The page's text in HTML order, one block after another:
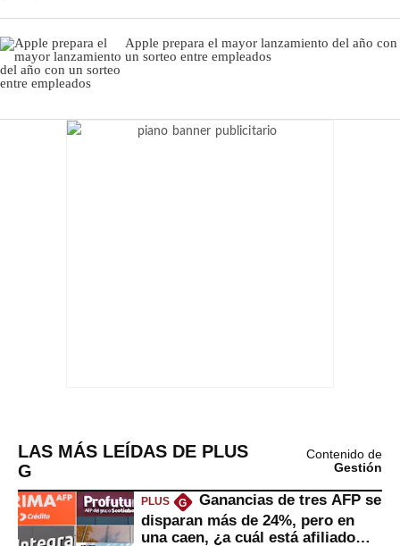
Apple prepara el mayor lanzamiento del año con
un sorteo entre empleados
LAS MÁS LEÍDAS DE PLUS
G
Contenido de
Gestión
PLUS G
Ganancias de tres AFP se
disparan más de 24%, pero en
una caen, ¿a cuál está afiliado